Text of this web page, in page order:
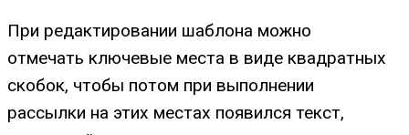
При редактировании шаблона можно
отмечать ключевые места в виде квадратных
скобок, чтобы потом при выполнении
рассылки на этих местах появился текст,